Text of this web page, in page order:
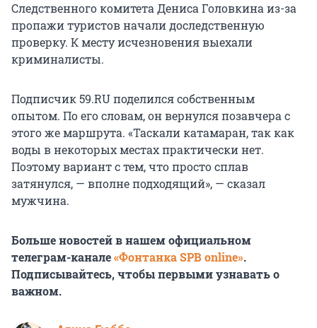
Следственного комитета Дениса Головкина из-за
пропажи туристов начали доследственную
проверку. К месту исчезновения выехали
криминалисты.
Подписчик 59.RU поделился собственным
опытом. По его словам, он вернулся позавчера с
этого же маршрута. «Таскали катамаран, так как
воды в некоторых местах практически нет.
Поэтому вариант с тем, что просто сплав
затянулся, — вполне подходящий», — сказал
мужчина.
Больше новостей в нашем официальном
телеграм-канале«Фонтанка SPB online».
Подписывайтесь, чтобы первыми узнавать о
важном.